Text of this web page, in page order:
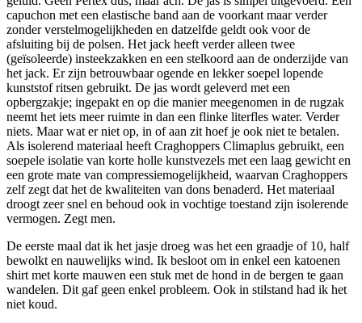
capuchon met een elastische band aan de voorkant maar verder
zonder verstelmogelijkheden en datzelfde geldt ook voor de
afsluiting bij de polsen. Het jack heeft verder alleen twee
(geïsoleerde) insteekzakken en een stelkoord aan de onderzijde van
het jack. Er zijn betrouwbaar ogende en lekker soepel lopende
kunststof ritsen gebruikt. De jas wordt geleverd met een
opbergzakje; ingepakt en op die manier meegenomen in de rugzak
neemt het iets meer ruimte in dan een flinke literfles water. Verder
niets. Maar wat er niet op, in of aan zit hoef je ook niet te betalen.
Als isolerend materiaal heeft Craghoppers Climaplus gebruikt, een
soepele isolatie van korte holle kunstvezels met een laag gewicht en
een grote mate van compressiemogelijkheid, waarvan Craghoppers
zelf zegt dat het de kwaliteiten van dons benaderd. Het materiaal
droogt zeer snel en behoud ook in vochtige toestand zijn isolerende
vermogen. Zegt men.
De eerste maal dat ik het jasje droeg was het een graadje of 10, half
bewolkt en nauwelijks wind. Ik besloot om in enkel een katoenen
shirt met korte mauwen een stuk met de hond in de bergen te gaan
wandelen. Dit gaf geen enkel probleem. Ook in stilstand had ik het
niet koud.